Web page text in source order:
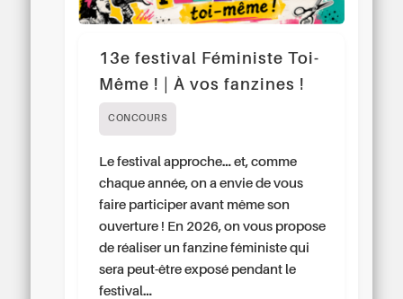
13e festival Féministe Toi-
Même ! | À vos fanzines !
CONCOURS
Le festival approche… et, comme
chaque année, on a envie de vous
faire participer avant même son
ouverture ! En 2026, on vous propose
de réaliser un fanzine féministe qui
sera peut-être exposé pendant le
festival…